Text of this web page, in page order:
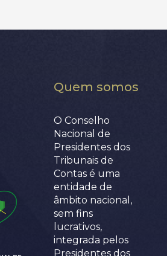
Quem somos
O Conselho
Nacional de
Presidentes dos
Tribunais de
Contas é uma
entidade de
âmbito nacional,
sem fins
lucrativos,
integrada pelos
Presidentes dos